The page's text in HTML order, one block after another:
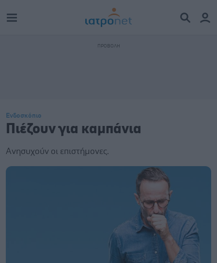
Ενδοσκόπιο
Πιέζουν για καμπάνια
Ανησυχούν οι επιστήμονες.